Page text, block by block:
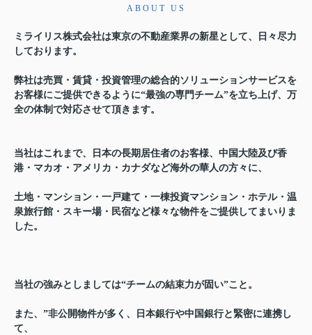
ABOUT US
ミライリス株式会社は東京の不動産業界の新星として、日々尽力
しております。
弊社は売買・賃貸・投資管理の総合的ソリューションサービスを
お客様にご提供できるように“最強の専門チーム”を立ち上げ、万
全の体制で対応させて頂きます。
当社はこれまで、日本の長期居住者のお客様、中国大陸及び香
港・マカオ・アメリカ・カナダなど海外の華人の方々に、
土地・マンション・一戸建て・一棟投資マンション・ホテル・温
泉旅行館・スキー場・民宿など様々な物件をご提供してまいりま
した。
当社の強みとしましては“チームの結束力が固い”こと。
また、”非公開物件が多く、日本銀行や中国銀行と緊密に連携し
て、